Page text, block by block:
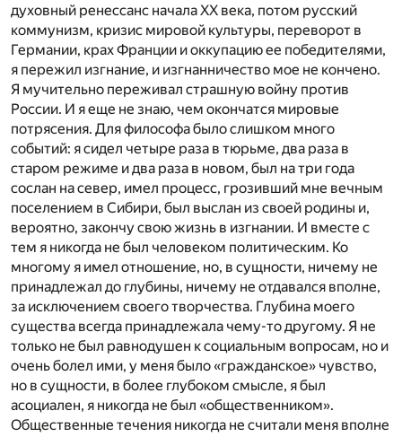
духовный ренессанс начала ХХ века, потом русский
коммунизм, кризис мировой культуры, переворот в
Германии, крах Франции и оккупацию ее победителями,
я пережил изгнание, и изгнанничество мое не кончено.
Я мучительно переживал страшную войну против
России. И я еще не знаю, чем окончатся мировые
потрясения. Для философа было слишком много
событий: я сидел четыре раза в тюрьме, два раза в
старом режиме и два раза в новом, был на три года
сослан на север, имел процесс, грозивший мне вечным
поселением в Сибири, был выслан из своей родины и,
вероятно, закончу свою жизнь в изгнании. И вместе с
тем я никогда не был человеком политическим. Ко
многому я имел отношение, но, в сущности, ничему не
принадлежал до глубины, ничему не отдавался вполне,
за исключением своего творчества. Глубина моего
существа всегда принадлежала чему-то другому. Я не
только не был равнодушен к социальным вопросам, но и
очень болел ими, у меня было «гражданское» чувство,
но в сущности, в более глубоком смысле, я был
асоциален, я никогда не был «общественником».
Общественные течения никогда не считали меня вполне